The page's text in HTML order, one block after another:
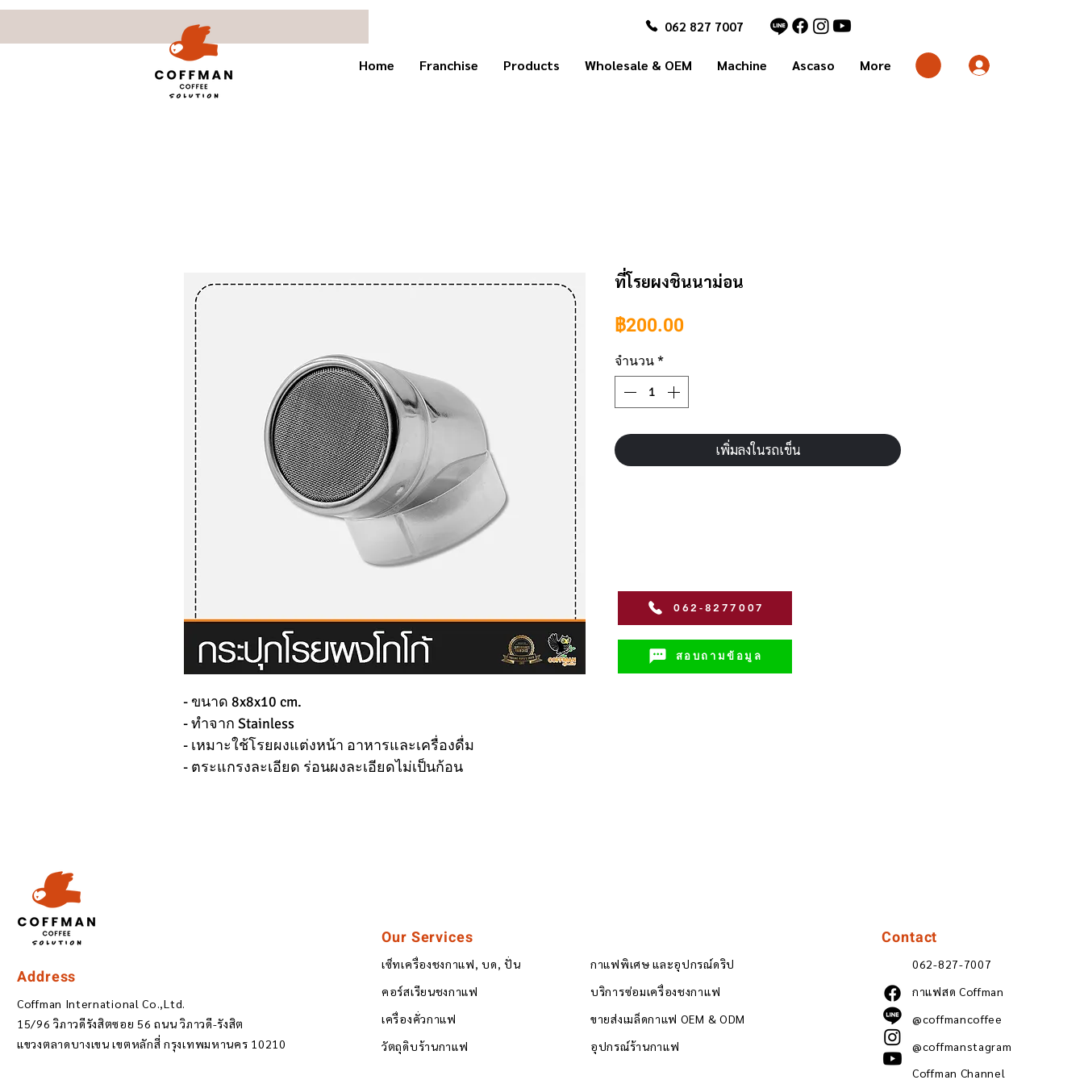
062 827 7007
Home Franchise Products Wholesale & OEM Machine Ascaso More
- ขนาด 8x8x10 cm.
- ทำจาก Stainless
- เหมาะใช้โรยผงแต่งหน้า อาหารและเครื่องดื่ม
- ตระแกรงละเอียด ร่อนผงละเอียดไม่เป็นก้อน
ที่โรยผงชินนาม่อน
฿200.00ราคา
จำนวน *
เพิ่มลงในรถเข็น
สอบถามข้อมูล
062-8277007
Address
Coffman International Co.,Ltd.
15/96 วิภาวดีรังสิตซอย 56 ถนน วิภาวดี-รังสิต
แขวงตลาดบางเขน เขตหลักสี่ กรุงเทพมหานคร 10210
Our Services
เซ็ทเครื่องชงกาแฟ, บด, ปั่น
คอร์สเรียนชงกาแฟ
เครื่องคั่วกาแฟ
วัตถุดิบร้านกาแฟ
กาแฟพิเศษ และอุปกรณ์ดริป
บริการซ่อมเครื่องชงกาแฟ
ขายส่งเมล็ดกาแฟ OEM & ODM
อุปกรณ์ร้านกาแฟ
Contact
062-827-7007
กาแฟสด Coffman
@coffmancoffee
@coffmanstagram
Coffman Channel